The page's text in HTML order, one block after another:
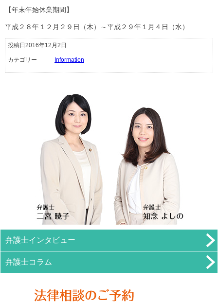
【年末年始休業期間】
平成２８年１２月２９日（木）～平成２９年１月４日（水）
投稿日2016年12月2日
カテゴリー Information
弁護士インタビュー
弁護士コラム